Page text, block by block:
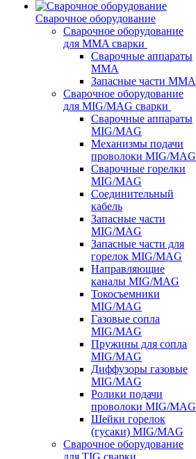
Сварочное оборудование
Сварочное оборудование
для MMA сварки
Сварочные аппараты
MMA
Запасные части MMA
Сварочное оборудование
для MIG/MAG сварки
Сварочные аппараты
MIG/MAG
Механизмы подачи
проволоки MIG/MAG
Сварочные горелки
MIG/MAG
Соединительный
кабель
Запасные части
MIG/MAG
Запасные части для
горелок MIG/MAG
Направляющие
каналы MIG/MAG
Токосъемники
MIG/MAG
Газовые сопла
MIG/MAG
Пружины для сопла
MIG/MAG
Диффузоры газовые
MIG/MAG
Ролики подачи
проволоки MIG/MAG
Шейки горелок
(гусаки) MIG/MAG
Сварочное оборудование
для TIG сварки